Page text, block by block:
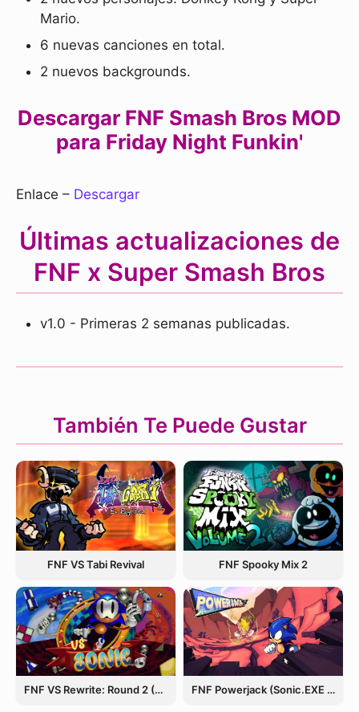
Mario.
6 nuevas canciones en total.
2 nuevos backgrounds.
Descargar FNF Smash Bros MOD
para Friday Night Funkin'
Enlace – Descargar
Últimas actualizaciones de
FNF x Super Smash Bros
v1.0 - Primeras 2 semanas publicadas.
También Te Puede Gustar
FNF VS Tabi Revival FNF Spooky Mix 2
FNF VS Rewrite: Round 2 (Sonic.EXE) FNF Powerjack (Sonic.EXE Rerun)